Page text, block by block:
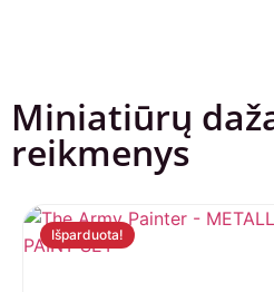
Miniatiūrų
reikmenys
Išparduota!